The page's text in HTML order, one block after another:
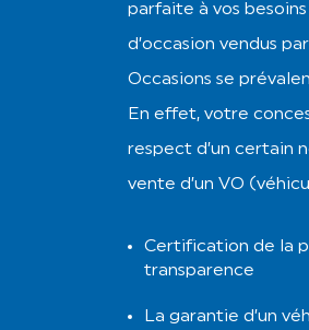
parfaite à vos
d’occasion vendus
Occasions se
En effet, votre
respect d’un certain
vente d’un VO
Certification de la
transparence
La garantie d’un